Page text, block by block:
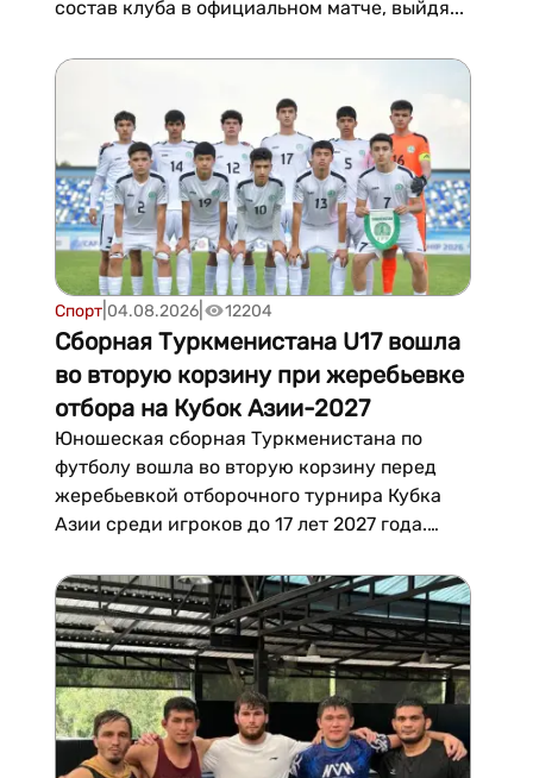
состав клуба в официальном матче, выйдя...
Спорт| 04.08.2026| 12204
Сборная Туркменистана U17 вошла
во вторую корзину при жеребьевке
отбора на Кубок Азии-2027
Юношеская сборная Туркменистана по
футболу вошла во вторую корзину перед
жеребьевкой отборочного турнира Кубка
Азии среди игроков до 17 лет 2027 года.
августа. Финальная часть турнира пройдет
в Узбекистане с 12 по 29 мая 2027 года.
Путевки в решающую стадию уже
обеспечили себе девять сборных:...